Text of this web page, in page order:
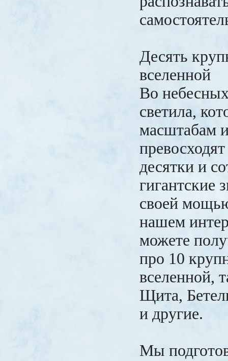
Десять
вселенной
Во
светила,
масштабам
десятки и
гигантские
своей
нашем
можете
про 10
вселенной,
Щита,
и другие.
Мы